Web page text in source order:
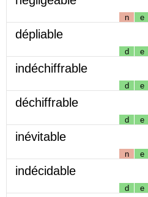
n e
dépliable
d e
indéchiffrable
d e
déchiffrable
d e
inévitable
n e
indécidable
d e